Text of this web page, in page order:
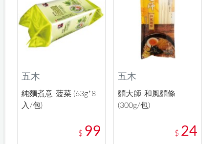
五木
純麵煮意-菠菜 (63g*8
入/包)
$ 99
五木
麵大師-和風麵條
(300g/包)
$ 24